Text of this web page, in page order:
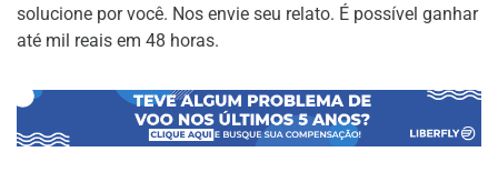
solucione por você. Nos envie seu relato. É possível ganhar
até mil reais em 48 horas.